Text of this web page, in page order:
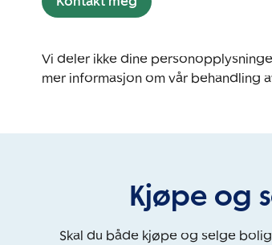
Vi deler ikke dine
mer informasjon om vår behandling
Kjøpe og
Skal du både kjøpe og selge